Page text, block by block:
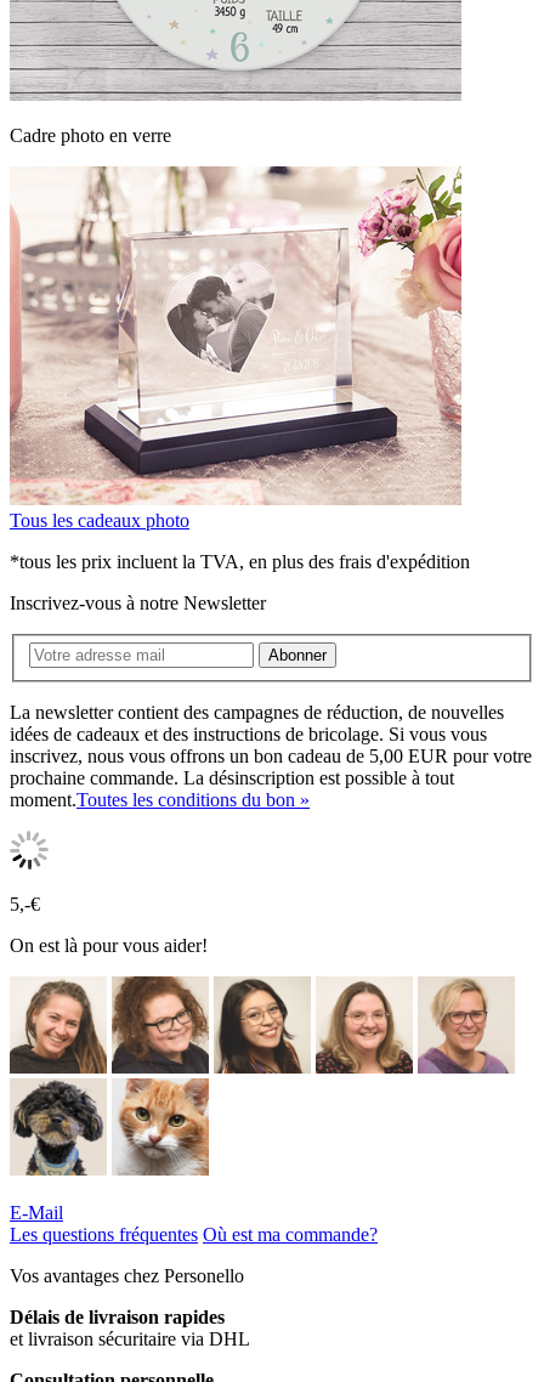
Cadre photo en verre
Tous les cadeaux photo
*tous les prix incluent la TVA, en plus des frais d'expédition
Inscrivez-vous à notre Newsletter
Abonner
La newsletter contient des campagnes de réduction, de nouvelles
idées de cadeaux et des instructions de bricolage. Si vous vous
inscrivez, nous vous offrons un bon cadeau de 5,00 EUR pour votre
prochaine commande. La désinscription est possible à tout
moment.Toutes les conditions du bon »
5,-€
On est là pour vous aider!
E-Mail
Les questions fréquentes Où est ma commande?
Vos avantages chez Personello
Délais de livraison rapides
et livraison sécuritaire via DHL